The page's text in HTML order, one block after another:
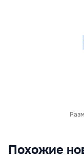
Похожие